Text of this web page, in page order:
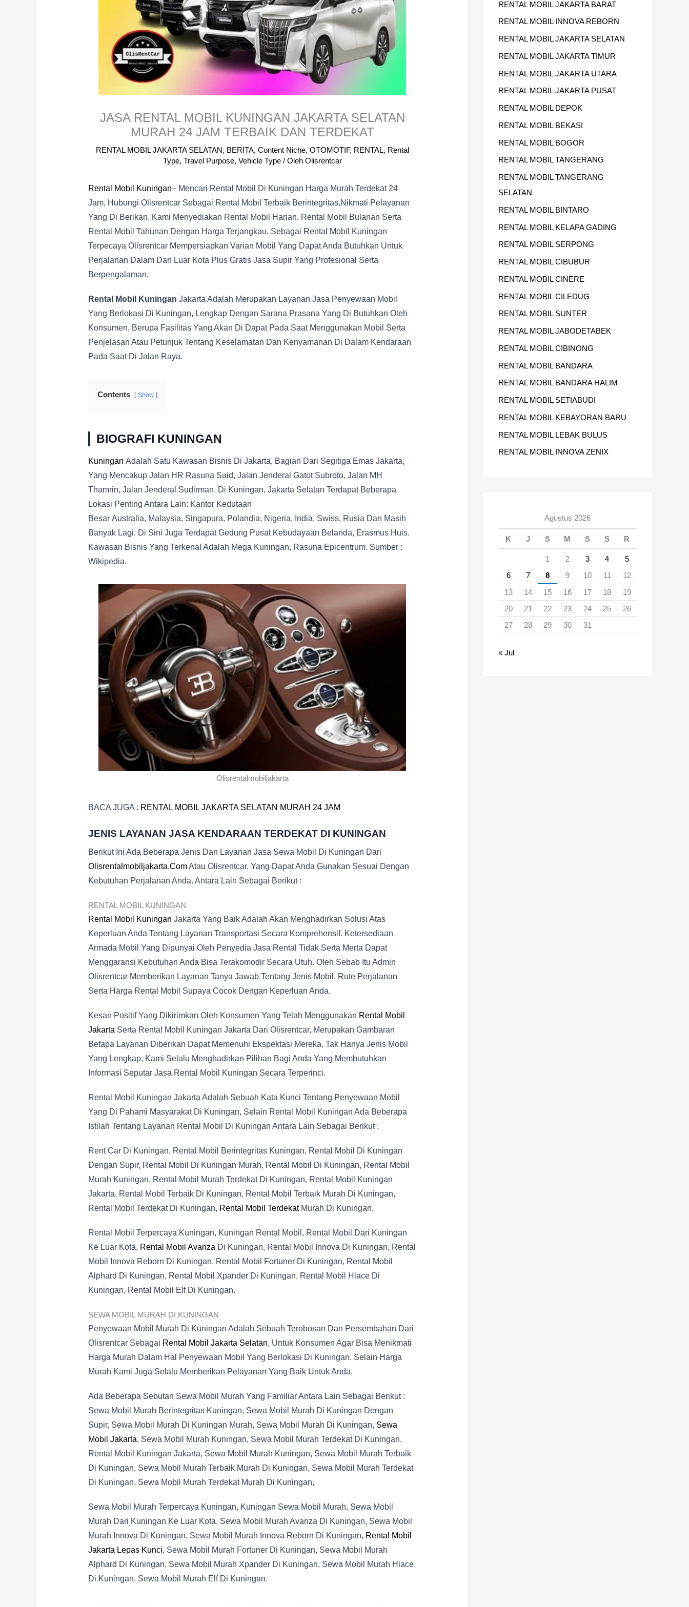
JASA RENTAL MOBIL KUNINGAN JAKARTA SELATAN
MURAH 24 JAM TERBAIK DAN TERDEKAT
RENTAL MOBIL JAKARTA SELATAN, BERITA, Content Niche, OTOMOTIF, RENTAL, Rental
Type, Travel Purpose, Vehicle Type/ Oleh Olisrentcar
Rental Mobil Kuningan– Mencari Rental Mobil Di Kuningan Harga Murah Terdekat 24
Jam, Hubungi Olisrentcar Sebagai Rental Mobil Terbaik Berintegritas,nikmati Pelayanan
Yang Di Berikan. Kami Menyediakan Rental Mobil Harian, Rental Mobil Bulanan Serta
Rental Mobil Tahunan Dengan Harga Terjangkau. Sebagai Rental Mobil Kuningan
Terpecaya Olisrentcar Mempersiapkan Varian Mobil Yang Dapat Anda Butuhkan Untuk
Perjalanan Dalam Dan Luar Kota Plus Gratis Jasa Supir Yang Profesional Serta
Berpengalaman.
Rental Mobil Kuningan Jakarta Adalah Merupakan Layanan Jasa Penyewaan Mobil
Yang Berlokasi Di Kuningan, Lengkap Dengan Sarana Prasana Yang Di Butuhkan Oleh
Konsumen, Berupa Fasilitas Yang Akan Di Dapat Pada Saat Menggunakan Mobil Serta
Penjelasan Atau Petunjuk Tentang Keselamatan Dan Kenyamanan Di Dalam Kendaraan
Pada Saat Di Jalan Raya.
Contents Show
BIOGRAFI KUNINGAN
Kuningan Adalah Satu Kawasan Bisnis Di Jakarta, Bagian Dari Segitiga Emas Jakarta,
Yang Mencakup Jalan HR Rasuna Said, Jalan Jenderal Gatot Subroto, Jalan MH
Thamrin, Jalan Jenderal Sudirman. Di Kuningan, Jakarta Selatan Terdapat Beberapa
Lokasi Penting Antara Lain: Kantor Kedutaan
Besar Australia, Malaysia, Singapura, Polandia, Nigeria, India, Swiss, Rusia Dan Masih
Banyak Lagi. Di Sini Juga Terdapat Gedung Pusat Kebudayaan Belanda, Erasmus Huis.
Kawasan Bisnis Yang Terkenal Adalah Mega Kuningan, Rasuna Epicentrum. Sumber :
Wikipedia.
Olisrentalmobiljakarta
BACA JUGA : RENTAL MOBIL JAKARTA SELATAN MURAH 24 JAM
JENIS LAYANAN JASA KENDARAAN TERDEKAT DI KUNINGAN
Berikut Ini Ada Beberapa Jenis Dan Layanan Jasa Sewa Mobil Di Kuningan Dari
Olisrentalmobiljakarta.comAtau Olisrentcar, Yang Dapat Anda Gunakan Sesuai Dengan
Kebutuhan Perjalanan Anda. Antara Lain Sebagai Berikut :
RENTAL MOBIL KUNINGAN
Rental Mobil Kuningan Jakarta Yang Baik Adalah Akan Menghadirkan Solusi Atas
Keperluan Anda Tentang Layanan Transportasi Secara Komprehensif. Ketersediaan
Armada Mobil Yang Dipunyai Oleh Penyedia Jasa Rental Tidak Serta Merta Dapat
Menggaransi Kebutuhan Anda Bisa Terakomodir Secara Utuh. Oleh Sebab Itu Admin
Olisrentcar Memberikan Layanan Tanya Jawab Tentang Jenis Mobil, Rute Perjalanan
Serta Harga Rental Mobil Supaya Cocok Dengan Keperluan Anda.
Kesan Positif Yang Dikirimkan Oleh Konsumen Yang Telah Menggunakan Rental Mobil
Jakarta Serta Rental Mobil Kuningan Jakarta Dari Olisrentcar, Merupakan Gambaran
Betapa Layanan Diberikan Dapat Memenuhi Ekspektasi Mereka. Tak Hanya Jenis Mobil
Yang Lengkap, Kami Selalu Menghadirkan Pilihan Bagi Anda Yang Membutuhkan
Informasi Seputar Jasa Rental Mobil Kuningan Secara Terperinci.
Rental Mobil Kuningan Jakarta Adalah Sebuah Kata Kunci Tentang Penyewaan Mobil
Yang Di Pahami Masyarakat Di Kuningan, Selain Rental Mobil Kuningan Ada Beberapa
Istilah Tentang Layanan Rental Mobil Di Kuningan Antara Lain Sebagai Berikut :
Rent Car Di Kuningan, Rental Mobil Berintegritas Kuningan, Rental Mobil Di Kuningan
Dengan Supir, Rental Mobil Di Kuningan Murah, Rental Mobil Di Kuningan, Rental Mobil
Murah Kuningan, Rental Mobil Murah Terdekat Di Kuningan, Rental Mobil Kuningan
Jakarta, Rental Mobil Terbaik Di Kuningan, Rental Mobil Terbaik Murah Di Kuningan,
Rental Mobil Terdekat Di Kuningan, Rental Mobil TerdekatMurah Di Kuningan,
Rental Mobil Terpercaya Kuningan, Kuningan Rental Mobil, Rental Mobil Dari Kuningan
Ke Luar Kota, Rental Mobil Avanza Di Kuningan, Rental Mobil Innova Di Kuningan, Rental
Mobil Innova Reborn Di Kuningan, Rental Mobil Fortuner Di Kuningan, Rental Mobil
Alphard Di Kuningan, Rental Mobil Xpander Di Kuningan, Rental Mobil Hiace Di
Kuningan, Rental Mobil Elf Di Kuningan.
SEWA MOBIL MURAH DI KUNINGAN
Penyewaan Mobil Murah Di Kuningan Adalah Sebuah Terobosan Dan Persembahan Dari
Olisrentcar Sebagai Rental Mobil Jakarta Selatan, Untuk Konsumen Agar Bisa Menikmati
Harga Murah Dalam Hal Penyewaan Mobil Yang Berlokasi Di Kuningan. Selain Harga
Murah Kami Juga Selalu Memberikan Pelayanan Yang Baik Untuk Anda.
Ada Beberapa Sebutan Sewa Mobil Murah Yang Familiar Antara Lain Sebagai Berikut :
Sewa Mobil Murah Berintegritas Kuningan, Sewa Mobil Murah Di Kuningan Dengan
Supir, Sewa Mobil Murah Di Kuningan Murah, Sewa Mobil Murah Di Kuningan, Sewa
Mobil Jakarta, Sewa Mobil Murah Kuningan, Sewa Mobil Murah Terdekat Di Kuningan,
Rental Mobil Kuningan Jakarta, Sewa Mobil Murah Kuningan, Sewa Mobil Murah Terbaik
Di Kuningan, Sewa Mobil Murah Terbaik Murah Di Kuningan, Sewa Mobil Murah Terdekat
Di Kuningan, Sewa Mobil Murah Terdekat Murah Di Kuningan,
Sewa Mobil Murah Terpercaya Kuningan, Kuningan Sewa Mobil Murah, Sewa Mobil
Murah Dari Kuningan Ke Luar Kota, Sewa Mobil Murah Avanza Di Kuningan, Sewa Mobil
Murah Innova Di Kuningan, Sewa Mobil Murah Innova Reborn Di Kuningan, Rental Mobil
Jakarta Lepas Kunci, Sewa Mobil Murah Fortuner Di Kuningan, Sewa Mobil Murah
Alphard Di Kuningan, Sewa Mobil Murah Xpander Di Kuningan, Sewa Mobil Murah Hiace
Di Kuningan, Sewa Mobil Murah Elf Di Kuningan.
RENTAL MOBIL JAKARTA BARAT
RENTAL MOBIL INNOVA REBORN
RENTAL MOBIL JAKARTA SELATAN
RENTAL MOBIL JAKARTA TIMUR
RENTAL MOBIL JAKARTA UTARA
RENTAL MOBIL JAKARTA PUSAT
RENTAL MOBIL DEPOK
RENTAL MOBIL BEKASI
RENTAL MOBIL BOGOR
RENTAL MOBIL TANGERANG
RENTAL MOBIL TANGERANG
SELATAN
RENTAL MOBIL BINTARO
RENTAL MOBIL KELAPA GADING
RENTAL MOBIL SERPONG
RENTAL MOBIL CIBUBUR
RENTAL MOBIL CINERE
RENTAL MOBIL CILEDUG
RENTAL MOBIL SUNTER
RENTAL MOBIL JABODETABEK
RENTAL MOBIL CIBINONG
RENTAL MOBIL BANDARA
RENTAL MOBIL BANDARA HALIM
RENTAL MOBIL SETIABUDI
RENTAL MOBIL KEBAYORAN BARU
RENTAL MOBIL LEBAK BULUS
RENTAL MOBIL INNOVA ZENIX
Agustus 2026
K J S M S S R
1 2 3 4
5
6
7 8 9 10 11
12
13
14 15 16 17 18
19
20
21 22 23 24 25
26
27
28 29 30 31
« Jul